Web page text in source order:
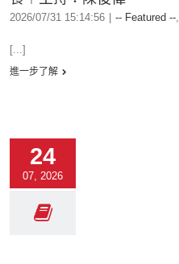
2026/07/31 15:14:56 -- Featured --,
[...]
進一步了解
24
07, 2026